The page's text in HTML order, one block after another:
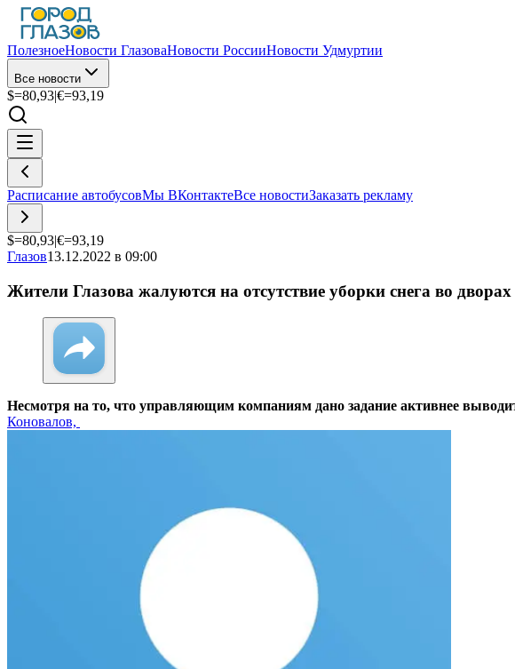
ПолезноеНовости ГлазоваНовости РоссииНовости Удмуртии
Все новости
$=80,93|€=93,19
Расписание автобусовМы ВКонтактеВсе новостиЗаказать рекламу
$=80,93|€=93,19
Глазов13.12.2022 в 09:00
Жители Глазова жалуются на отсутствие уборки снега во дворах
Несмотря на то, что управляющим компаниям дано задание активнее
Коновалов,